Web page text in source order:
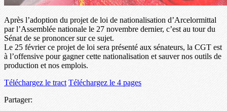
Après l’adoption du projet de loi de nationalisation d’Arcelormittal
par l’Assemblée nationale le 27 novembre dernier, c’est au tour du
Sénat de se prononcer sur ce sujet.
Le 25 février ce projet de loi sera présenté aux sénateurs, la CGT est
à l’offensive pour gagner cette nationalisation et sauver nos outils de
production et nos emplois.
Téléchargez le tract Téléchargez le 4 pages
Partager: